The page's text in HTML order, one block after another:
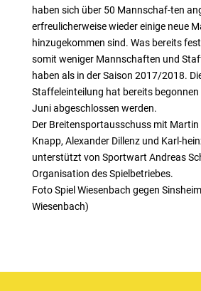
haben sich über 50 Mannschaf-ten
erfreulicherweise wieder einige neue
hinzugekommen sind. Was bereits
somit weniger Mannschaften und
haben als in der Saison 2017/2018.
Staffeleinteilung hat bereits
Juni abgeschlossen werden.
Der Breitensportausschuss mit Martin
Knapp, Alexander Dillenz und Karl-
unterstützt von Sportwart Andreas
Organisation des Spielbetriebes.
Foto Spiel Wiesenbach gegen
Wiesenbach)